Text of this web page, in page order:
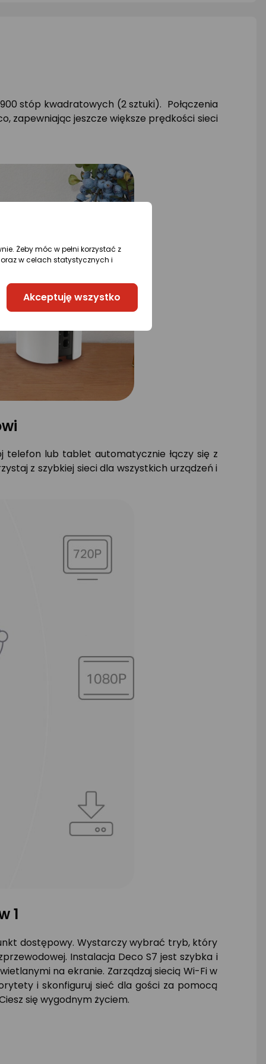
stóp kwadratowych (2 sztuki). Połączenia
zapewniając jeszcze większe prędkości sieci
telefon lub tablet automatycznie łączy się z
z szybkiej sieci dla wszystkich urządzeń i
1
dostępowy. Wystarczy wybrać tryb, który
Instalacja Deco S7 jest szybka i
na ekranie. Zarządzaj siecią Wi-Fi w
i skonfiguruj sieć dla gości za pomocą
się wygodnym życiem.
Żeby móc w pełni korzystać z
w celach statystycznych i
Akceptuję wszystko